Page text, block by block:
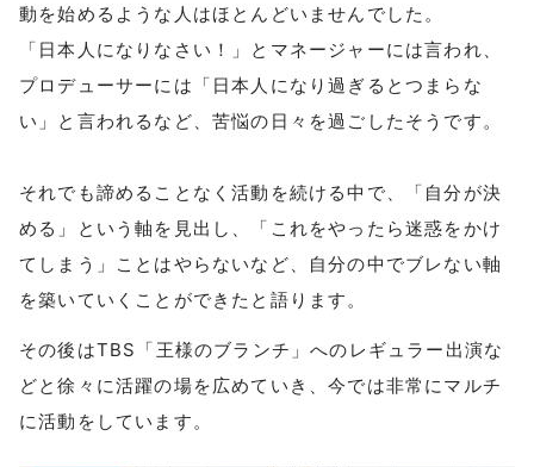
動を始めるような人はほとんどいませんでした。
「日本人になりなさい！」とマネージャーには言われ、
プロデューサーには「日本人になり過ぎるとつまらな
い」と言われるなど、苦悩の日々を過ごしたそうです。
それでも諦めることなく活動を続ける中で、「自分が決
める」という軸を見出し、「これをやったら迷惑をかけ
てしまう」ことはやらないなど、自分の中でブレない軸
を築いていくことができたと語ります。
その後はTBS「王様のブランチ」へのレギュラー出演な
どと徐々に活躍の場を広めていき、今では非常にマルチ
に活動をしています。